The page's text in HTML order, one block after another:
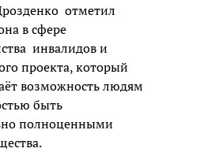
отметил
в сфере
инвалидов и
проекта, который
возможность людям
быть
полноценными